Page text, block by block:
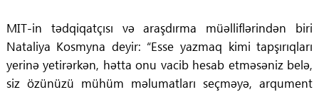
MIT-in tədqiqatçısı və araşdırma müəlliflərindən biri
Nataliya Kosmyna deyir: “Esse yazmaq kimi tapşırıqları
yerinə yetirərkən, hətta onu vacib hesab etməsəniz belə,
siz özünüzü mühüm məlumatları seçməyə, arqument